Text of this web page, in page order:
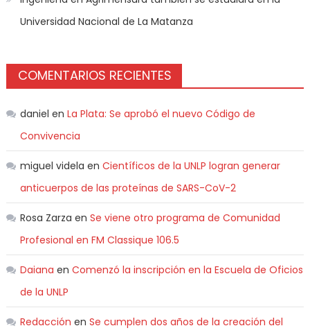
Universidad Nacional de La Matanza
COMENTARIOS RECIENTES
daniel en La Plata: Se aprobó el nuevo Código de
Convivencia
miguel videla en Científicos de la UNLP logran generar
anticuerpos de las proteínas de SARS-CoV-2
Rosa Zarza en Se viene otro programa de Comunidad
Profesional en FM Classique 106.5
Daiana en Comenzó la inscripción en la Escuela de Oficios
de la UNLP
Redacción en Se cumplen dos años de la creación del